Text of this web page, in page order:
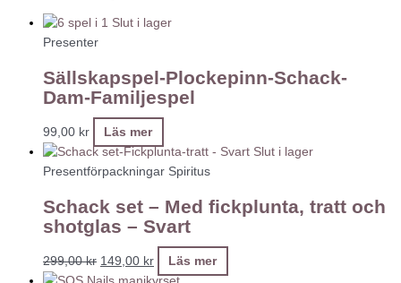
Slut i lager
Presenter
Sällskapspel-Plockepinn-Schack-
Dam-Familjespel
99,00 kr Läs mer
Slut i lager
Presentförpackningar Spiritus
Schack set – Med fickplunta, tratt och
shotglas – Svart
299,00kr 149,00 kr Läs mer